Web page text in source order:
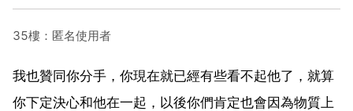
35樓：匿名使用者
我也贊同你分手，你現在就已經有些看不起他了，就算
你下定決心和他在一起，以後你們肯定也會因為物質上